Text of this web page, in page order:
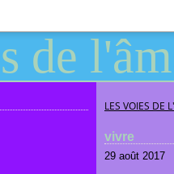
LES VOIES DE
vivre
29 août 2017